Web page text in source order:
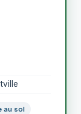
au sol